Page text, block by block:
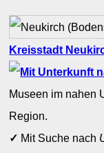
Kreisstadt
Museen im nahen
Region.
✓ Mit Suche nach